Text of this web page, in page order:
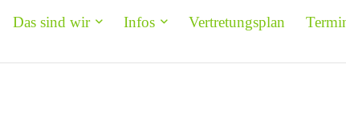
Das sind wir Infos Vertretungsplan